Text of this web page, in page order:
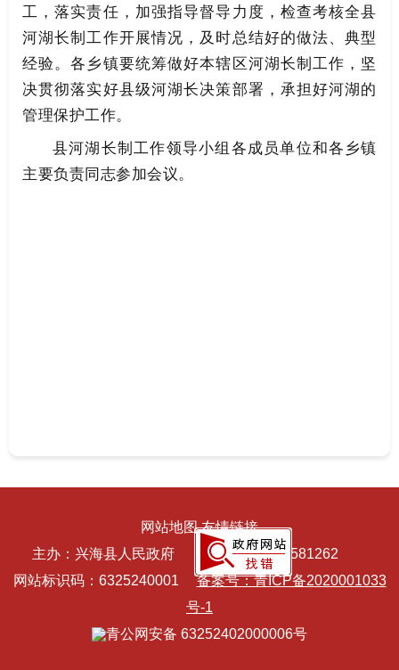
工，落实责任，加强指导督导力度，检查考核全县
河湖长制工作开展情况，及时总结好的做法、典型
经验。各乡镇要统筹做好本辖区河湖长制工作，坚
决贯彻落实好县级河湖长决策部署，承担好河湖的
管理保护工作。
县河湖长制工作领导小组各成员单位和各乡镇
主要负责同志参加会议。
网站地图 友情链接
主办：兴海县人民政府 电话：0974-8581262
网站标识码：6325240001备案号：青ICP备2020001033
号-1
青公网安备 63252402000006号